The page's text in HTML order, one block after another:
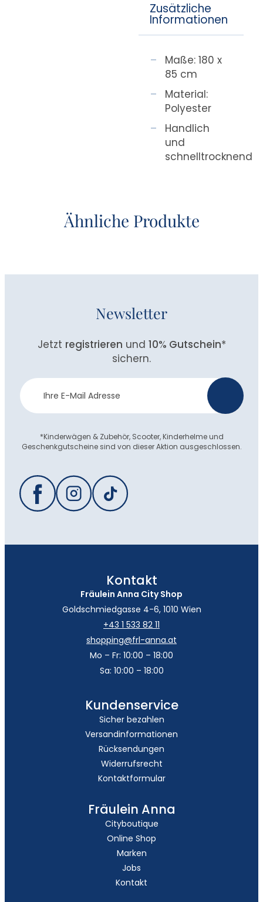
Zusätzliche
Informationen
Maße: 180 x
85 cm
Material:
Polyester
Handlich
und
schnelltrocknend
Ähnliche Produkte
Newsletter
Jetzt registrieren und 10% Gutschein*
sichern.
Newsletter
Anmeldung
*Kinderwägen & Zubehör, Scooter, Kinderhelme und
Geschenkgutscheine sind von dieser Aktion ausgeschlossen.
Kontakt
Fräulein Anna City Shop
Goldschmiedgasse 4-6, 1010 Wien
+43 1 533 82 11
shopping@frl-anna.at
Mo – Fr: 10:00 – 18:00
Sa: 10:00 – 18:00
Kundenservice
Sicher bezahlen
Versandinformationen
Rücksendungen
Widerrufsrecht
Kontaktformular
Fräulein Anna
Cityboutique
Online Shop
Marken
Jobs
Kontakt